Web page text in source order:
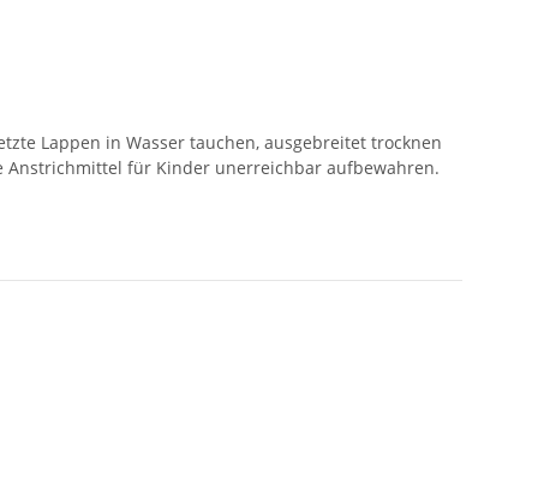
Lappen in Wasser tauchen, ausgebreitet trocknen
Anstrichmittel für Kinder unerreichbar aufbewahren.